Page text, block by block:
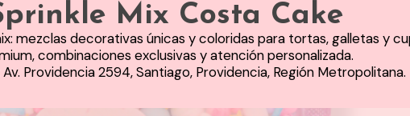
Mix Costa Cake
mezclas decorativas únicas y coloridas para tortas, galletas y
combinaciones exclusivas y atención personalizada.
Providencia 2594, Santiago, Providencia, Región Metropolitana.